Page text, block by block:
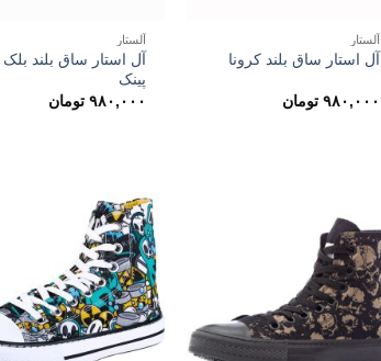
آلستار
آل استار ساق بلند کرونا
۹۸۰,۰۰۰ تومان
آلستار
آل استار ساق بلند بلک
پینک
۹۸۰,۰۰۰ تومان